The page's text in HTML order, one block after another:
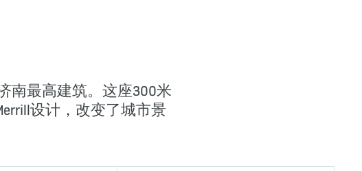
南最高建筑。这座300米
设计，改变了城市景